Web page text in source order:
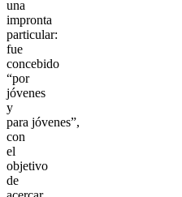
una
impronta
particular:
fue
concebido
“por
jóvenes
y
para jóvenes”,
con
el
objetivo
de